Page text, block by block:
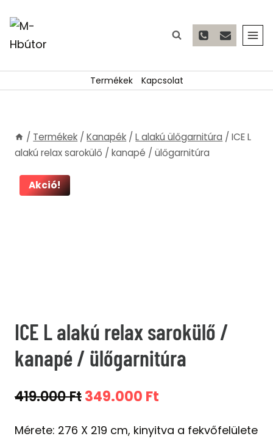
to
content
Termékek Kapcsolat
/ Termékek / Kanapék / L alakú ülőgarnitúra / ICE L
alakú relax sarokülő / kanapé / ülőgarnitúra
Akció!
ICE L alakú relax sarokülő /
kanapé / ülőgarnitúra
419.000FtOriginal
349.000 Ft
Mérete: 276 X 219 cm, kinyitva a fekvőfelülete